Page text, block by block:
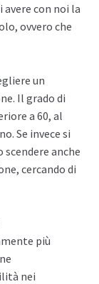
con noi la
ovvero che
un
Il grado di
a 60, al
Se invece si
anche
cercando di
più
nei